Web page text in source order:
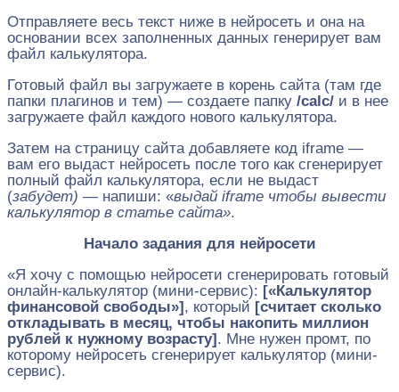
Отправляете весь текст ниже в нейросеть и она на
основании всех заполненных данных генерирует вам
файл калькулятора.
Готовый файл вы загружаете в корень сайта (там где
папки плагинов и тем) — создаете папку /calc/ и в нее
загружаете файл каждого нового калькулятора.
Затем на страницу сайта добавляете код iframe —
вам его выдаст нейросеть после того как сгенерирует
полный файл калькулятора, если не выдаст
(забудет) — напиши: «выдай iframe чтобы вывести
калькулятор в статье сайта».
Начало задания для нейросети
«Я хочу с помощью нейросети сгенерировать готовый
онлайн-калькулятор (мини-сервис): [«Калькулятор
финансовой свободы»], который [считает сколько
откладывать в месяц, чтобы накопить миллион
рублей к нужному возрасту]. Мне нужен промт, по
которому нейросеть сгенерирует калькулятор (мини-
сервис).